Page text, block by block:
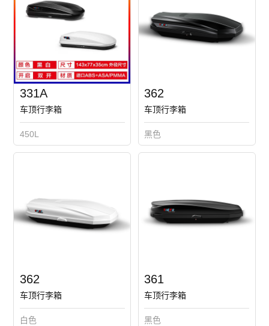
331A
车顶行李箱
450L
362
车顶行李箱
黑色
362
车顶行李箱
白色
361
车顶行李箱
黑色